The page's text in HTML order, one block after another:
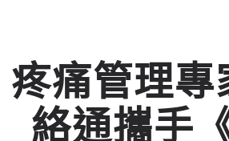
疼痛管理專
絡通攜手